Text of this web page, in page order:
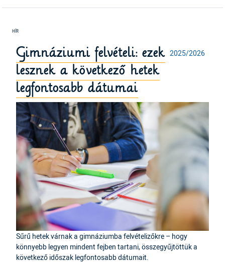
2025/2026
Gimnáziumi felvételi: ezek
lesznek a következő hetek
legfontosabb dátumai
Sűrű hetek várnak a gimnáziumba felvételizőkre – hogy
könnyebb legyen mindent fejben tartani, összegyűjtöttük a
következő időszak legfontosabb dátumait.